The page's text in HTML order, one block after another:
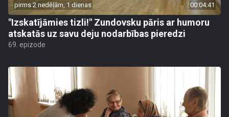
pirms 2 nedēļām, 1 dienas 00:04:41
"Izskatījāmies tizli!" Zundovsku pāris ar humoru
atskatās uz savu deju nodarbības pieredzi
69. epizode